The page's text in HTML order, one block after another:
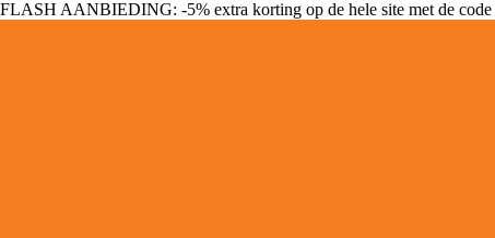
FLASH AANBIEDING: -5% extra korting op de hele site met de code